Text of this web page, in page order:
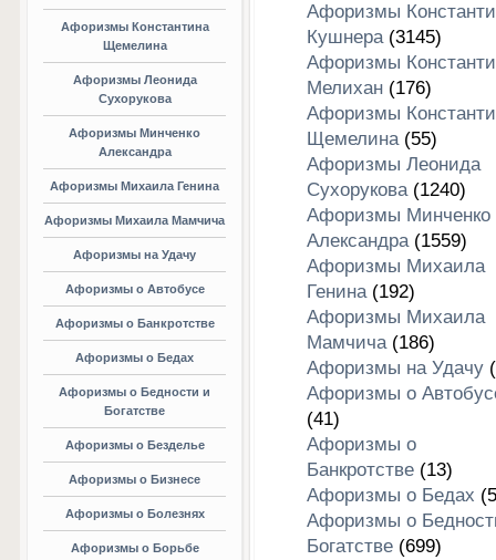
Афоризмы Константина
Щемелина
Афоризмы Леонида
Сухорукова
Афоризмы Минченко
Александра
Афоризмы Михаила Генина
Афоризмы Михаила Мамчича
Афоризмы на Удачу
Афоризмы о Автобусе
Афоризмы о Банкротстве
Афоризмы о Бедах
Афоризмы о Бедности и
Богатстве
Афоризмы о Безделье
Афоризмы о Бизнесе
Афоризмы о Болезнях
Афоризмы о Борьбе
Афоризмы
Кушнера(3145)
Афоризмы
Мелихан(176)
Афоризмы
Щемелина(55)
Афоризмы Леонида
Сухорукова(1240)
Афоризмы Минченко
Александра(1559)
Афоризмы Михаила
Генина(192)
Афоризмы Михаила
Мамчича(186)
Афоризмы на Удачу
Афоризмы о
(41)
Афоризмы о
Банкротстве(13)
Афоризмы о Бедах
Афоризмы о
Богатстве(699)